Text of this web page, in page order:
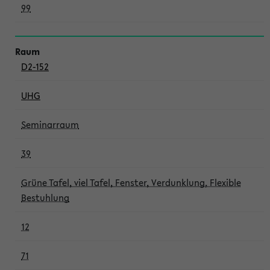
99
D2-152
UHG
Seminarraum
39
Grüne Tafel, viel Tafel, Fenster, Verdunklung, Flexible
Bestuhlung
12
71